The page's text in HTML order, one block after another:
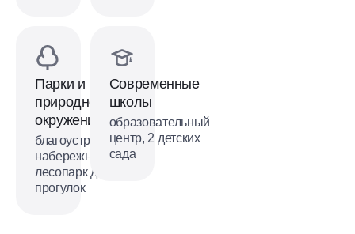
Парки и
природное
окружение
благоустроенная
набережная,
лесопарк для
прогулок
Современные
школы
образовательный
центр, 2 детских
сада